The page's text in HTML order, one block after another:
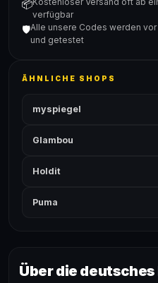
📦
verfügbar
🛡️Alle unsere Codes werden
und getestet
ÄHNLICHE SHOPS
myspiegel
Glambou
Holdit
Puma
Über die